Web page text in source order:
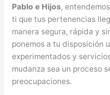
Pablo e Hijos,
ti que tus pertenencias
manera segura, rápida y
ponemos a tu disposición
experimentados y
mudanza sea un proceso
preocupaciones.